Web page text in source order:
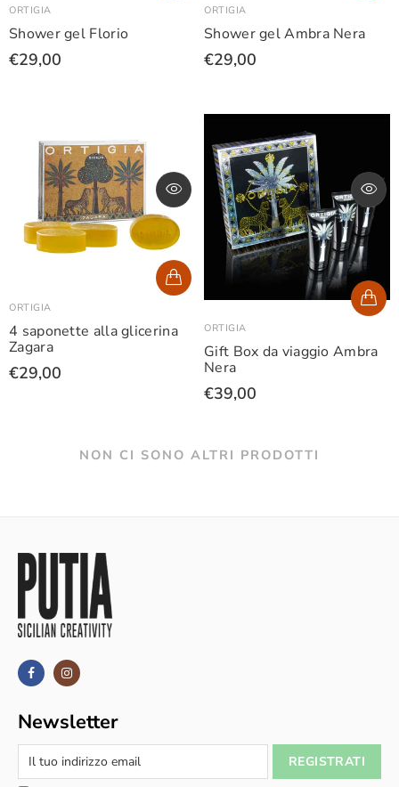
ORTIGIA
Shower gel Florio
€29,00
ORTIGIA
Shower gel Ambra Nera
€29,00
ORTIGIA
4 saponette alla glicerina
Zagara
€29,00
ORTIGIA
Gift Box da viaggio Ambra
Nera
€39,00
NON CI SONO ALTRI PRODOTTI
Newsletter